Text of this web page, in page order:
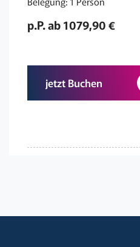
p.P. ab 1079,90 €
jetzt Buchen